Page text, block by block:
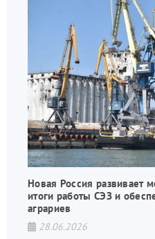
Новая Россия развивает
итоги работы СЭЗ и
аграриев
28.06.2026